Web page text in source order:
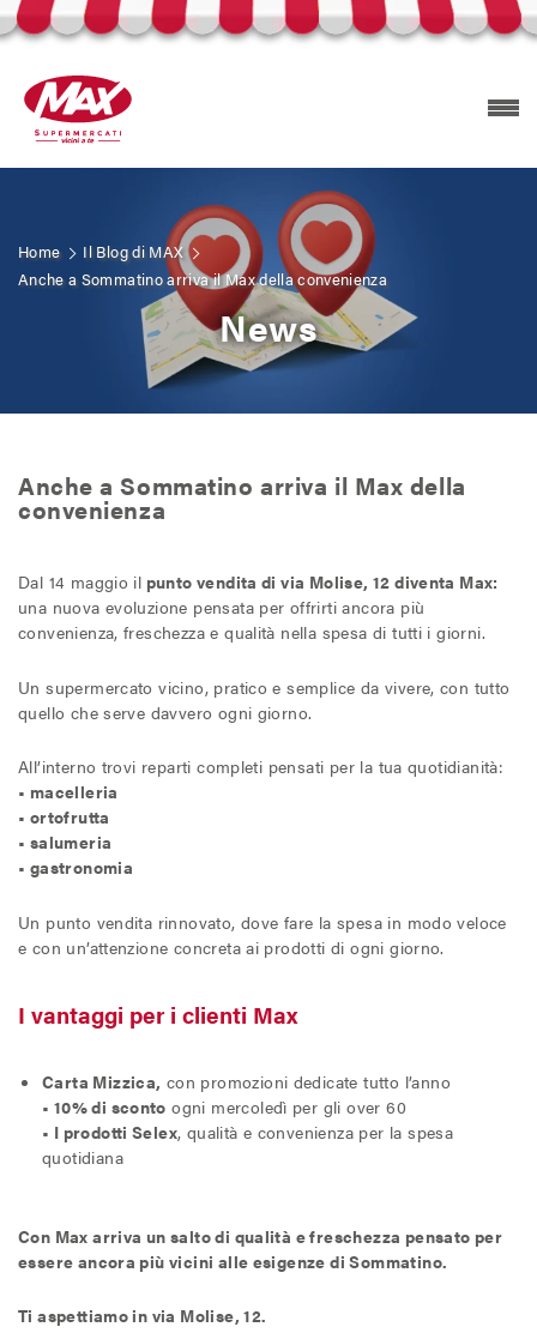
Prodotti Selex
Esplora volantini
Trova il tuo MAX
Carta Mizzica
Il Blog di MAX
Chi siamo
Franchising
Contatti
Home
Il Blog di MAX
Anche a Sommatino arriva il Max della convenienza
News
Anche a Sommatino arriva il Max della
convenienza
Dal 14 maggio il punto vendita di via Molise, 12 diventa Max:
una nuova evoluzione pensata per offrirti ancora più
convenienza, freschezza e qualità nella spesa di tutti i giorni.
Un supermercato vicino, pratico e semplice da vivere, con tutto
quello che serve davvero ogni giorno.
All’interno trovi reparti completi pensati per la tua quotidianità:
• macelleria
• ortofrutta
• salumeria
• gastronomia
Un punto vendita rinnovato, dove fare la spesa in modo veloce
e con un’attenzione concreta ai prodotti di ogni giorno.
I vantaggi per i clienti Max
Carta Mizzica, con promozioni dedicate tutto l’anno
• 10% di sconto ogni mercoledì per gli over 60
• I prodotti Selex, qualità e convenienza per la spesa
quotidiana
Con Max arriva un salto di qualità e freschezza pensato per
essere ancora più vicini alle esigenze di Sommatino.
Ti aspettiamo in via Molise, 12.